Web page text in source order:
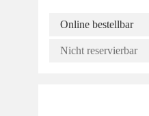
Online bestellbar
Nicht reservierbar